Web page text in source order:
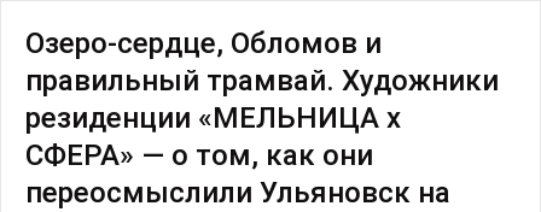
Озеро-сердце, Обломов и
правильный трамвай. Художники
резиденции «МЕЛЬНИЦА х
СФЕРА» — о том, как они
переосмыслили Ульяновск на